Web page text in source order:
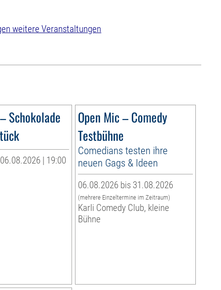
weitere Veranstaltungen
Schokolade
| 19:00
Open Mic – Comedy
Testbühne
Comedians testen ihre
neuen Gags & Ideen
06.08.2026 bis 31.08.2026
(mehrere Einzeltermine im Zeitraum)
Karli Comedy Club, kleine
Bühne